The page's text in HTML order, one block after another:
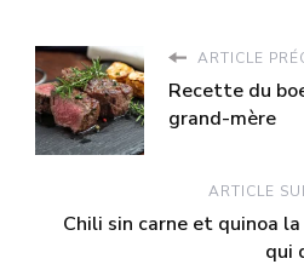
ARTICLE
Recette du
grand-mère
ARTICLE
Chili sin carne et quinoa
qui